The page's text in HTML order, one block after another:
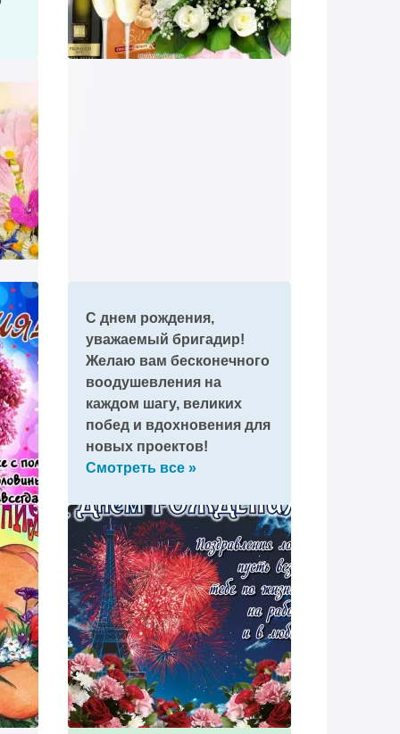
С днем рождения,
уважаемый бригадир!
Желаю вам бесконечного
воодушевления на
каждом шагу, великих
побед и вдохновения для
новых проектов!
Смотреть все »